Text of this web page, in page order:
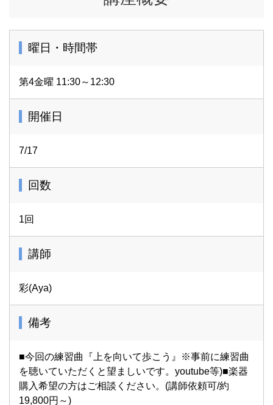
曜日・時間帯
第4金曜 11:30～12:30
開催日
7/17
回数
1回
講師
彩(Aya)
備考
■今回の練習曲『上を向いて歩こう』※事前に練習曲
を聴いていただくと望ましいです。youtube等)■楽器
購入希望の方はご相談ください。(講師依頼可/約
19,800円～)